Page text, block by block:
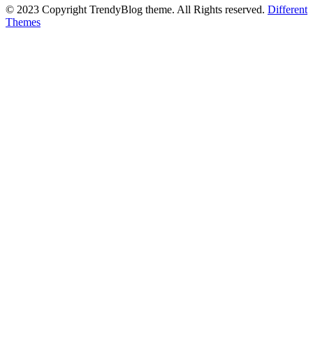
© 2023 Copyright TrendyBlog theme. All Rights reserved. Different
Themes